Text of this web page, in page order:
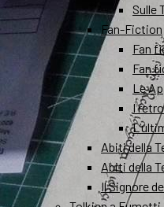
Sulle
Fan-Fiction
Fan
Fan
Le
I
Abiti della
Abiti della
Il Signore